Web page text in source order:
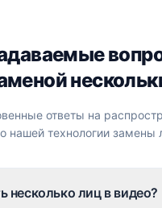
ответы на
нашей технологии замены
несколько лиц в видео?